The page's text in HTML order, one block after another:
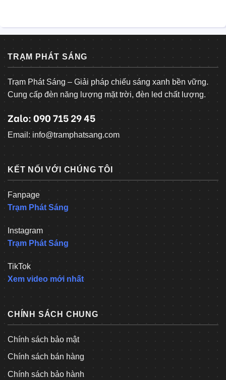
TRẠM PHÁT SÁNG
Trạm Phát Sáng – Giải pháp chiếu sáng xanh bền vững.
Cung cấp đèn năng lượng mặt trời, đèn led chất lượng.
Zalo: 090 715 29 45
Email: info@tramphatsang.com
KẾT NỐI VỚI CHÚNG TÔI
Fanpage
Trạm Phát Sáng
Instagram
Trạm Phát Sáng
TikTok
Xem video mới nhất
CHÍNH SÁCH CHUNG
Chính sách bảo mật
Chính sách bán hàng
Chính sách bảo hành